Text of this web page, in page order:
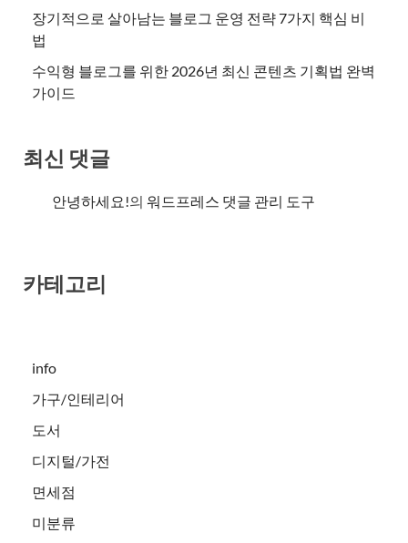
장기적으로 살아남는 블로그 운영 전략 7가지 핵심 비
법
수익형 블로그를 위한 2026년 최신 콘텐츠 기획법 완벽
가이드
최신 댓글
안녕하세요!의 워드프레스 댓글 관리 도구
카테고리
info
가구/인테리어
도서
디지털/가전
면세점
미분류